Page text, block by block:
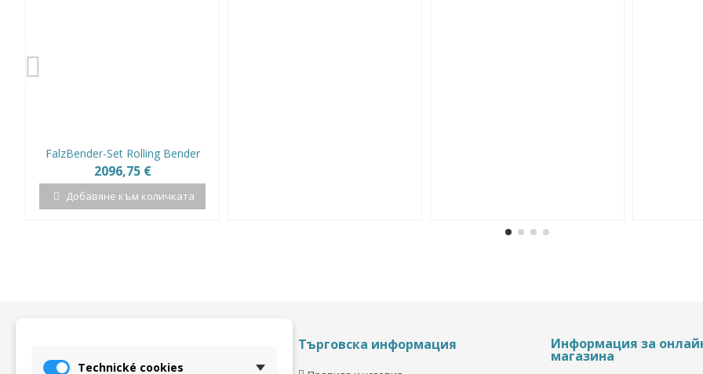
FalzBender-Set Rolling Bender
2096,75 €
Добавяне към количката
Търговска информация Информация за
магазина
Technické cookies